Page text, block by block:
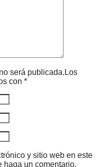
será publicada.Los
con *
y sitio web en este
haga un comentario.